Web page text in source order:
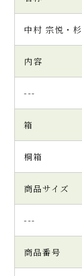
中村 宗悦・
内容
---
箱
桐箱
商品サイズ
---
商品番号